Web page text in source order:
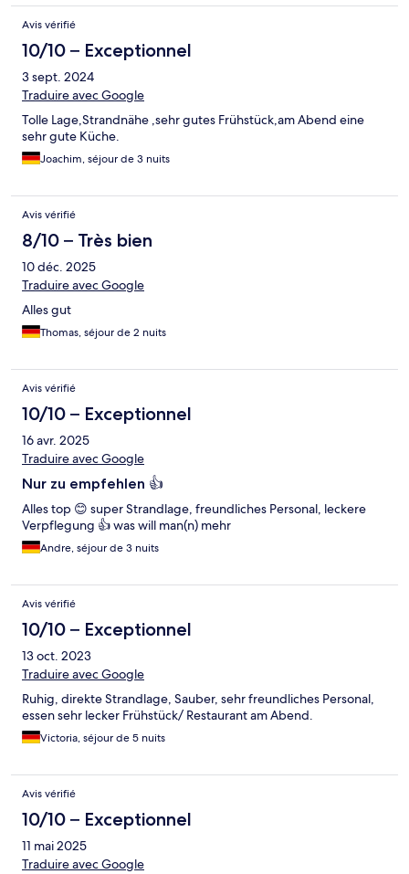
Avis vérifié
10/10 – Exceptionnel
3 sept. 2024
Traduire avec Google
Tolle Lage,Strandnähe ,sehr gutes Frühstück,am Abend eine
sehr gute Küche.
Joachim, séjour de 3 nuits
Avis vérifié
8/10 – Très bien
10 déc. 2025
Traduire avec Google
Alles gut
Thomas, séjour de 2 nuits
Avis vérifié
10/10 – Exceptionnel
16 avr. 2025
Traduire avec Google
Nur zu empfehlen 👍
Alles top 😊 super Strandlage, freundliches Personal, leckere
Verpflegung 👍 was will man(n) mehr
Andre, séjour de 3 nuits
Avis vérifié
10/10 – Exceptionnel
13 oct. 2023
Traduire avec Google
Ruhig, direkte Strandlage, Sauber, sehr freundliches Personal,
essen sehr lecker Frühstück/ Restaurant am Abend.
Victoria, séjour de 5 nuits
Avis vérifié
10/10 – Exceptionnel
11 mai 2025
Traduire avec Google